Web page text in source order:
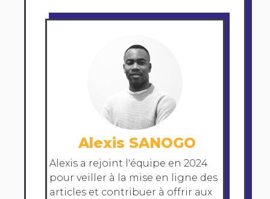
Alexis SANOGO
Alexis a rejoint l'équipe en 2024
pour veiller à la mise en ligne des
articles et contribuer à offrir aux